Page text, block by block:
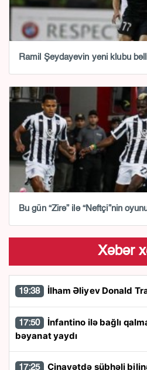
Ramil Şeydayevin yeni klubu
Bu gün “Zirə” ilə “Neftçi”nin
Xəbər
19:38 İlham Əliyev Donald
17:50
bəyanat yaydı
17:25 Cinayətdə şübhəli